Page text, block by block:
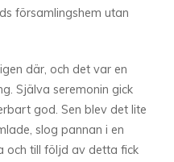
församlingshem utan
där, och det var en
Själva seremonin gick
god. Sen blev det lite
slog pannan i en
och till följd av detta fick